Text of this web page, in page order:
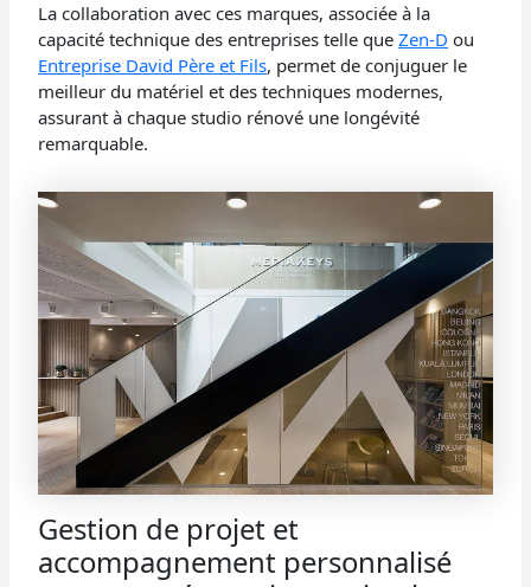
La collaboration avec ces marques, associée à la
capacité technique des entreprises telle queZen-D ou
Entreprise David Père et Fils, permet de conjuguer le
meilleur du matériel et des techniques modernes,
assurant à chaque studio rénové une longévité
remarquable.
Gestion de projet et
accompagnement personnalisé